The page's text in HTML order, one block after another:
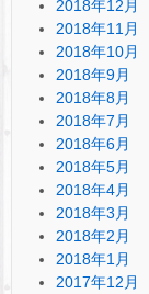
2018年12月
2018年11月
2018年10月
2018年9月
2018年8月
2018年7月
2018年6月
2018年5月
2018年4月
2018年3月
2018年2月
2018年1月
2017年12月